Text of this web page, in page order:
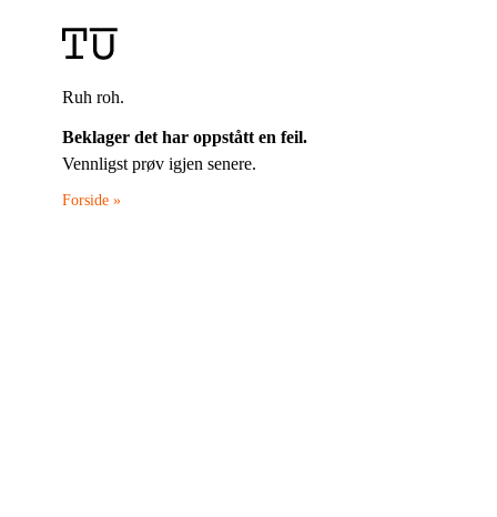
Ruh roh.
Beklager det har oppstått en feil.
Vennligst prøv igjen senere.
Forside »